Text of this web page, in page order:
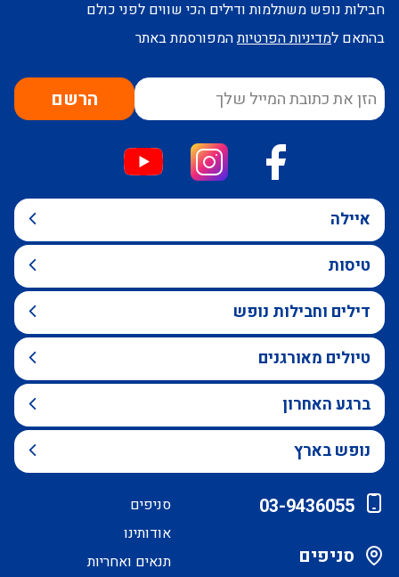
חבילות נופש משתלמות ודילים הכי שווים לפני כולם
בהתאם למדיניות הפרטיותהמפורסמת באתר
הרשם
איילה
טיסות
דילים וחבילות נופש
טיולים מאורגנים
ברגע האחרון
נופש בארץ
03-9436055
סניפים
סניפים
אודותינו
תנאים ואחריות